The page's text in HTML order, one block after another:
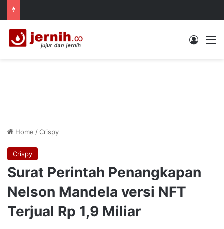
Log In
Home /Crispy
Crispy
Surat Perintah Penangkapan
Nelson Mandela versi NFT
Terjual Rp 1,9 Miliar